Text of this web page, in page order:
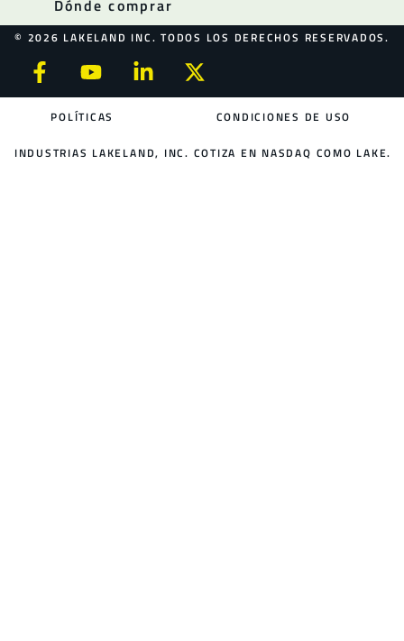
Dónde comprar
© 2026 LAKELAND INC. TODOS LOS DERECHOS RESERVADOS.
POLÍTICAS CONDICIONES DE USO
INDUSTRIAS LAKELAND, INC. COTIZA EN NASDAQ COMO LAKE.